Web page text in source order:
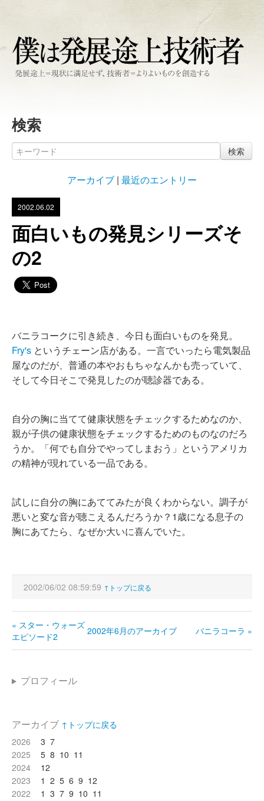
検索
検索
アーカイブ | 最近のエントリー
2002.06.02
面白いもの発見シリーズそ
の2
バニラコークに引き続き、今日も面白いものを発見。
Fry's というチェーン店がある。一言でいったら電気製品
屋なのだが、普通の本やおもちゃなんかも売っていて、
そして今日そこで発見したのが聴診器である。
自分の胸に当てて健康状態をチェックするためなのか、
親が子供の健康状態をチェックするためのものなのだろ
うか。「何でも自分でやってしまおう」というアメリカ
の精神が現れている一品である。
試しに自分の胸にあててみたが良くわからない。調子が
悪いと変な音が聴こえるんだろうか？1歳になる息子の
胸にあてたら、なぜか大いに喜んでいた。
2002/06/02 08:59:59 ↑トップに戻る
« スター・ウォーズ
エピソード2
2002年6月のアーカイブ バニラコーラ »
プロフィール
アーカイブ ↑トップに戻る
2026
3 7
2025
5 8 10 11
2024
12
2023
1 2 5 6 9 12
2022
1 3 7 9 10 11